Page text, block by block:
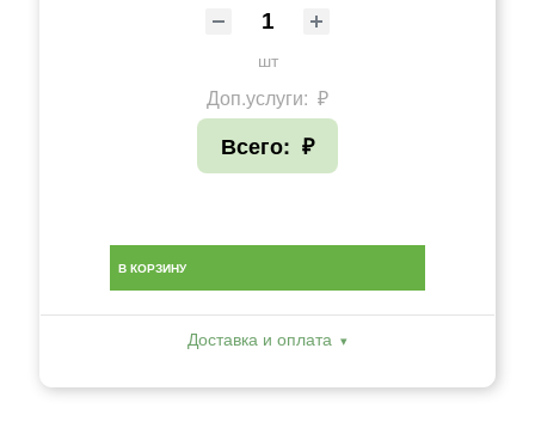
шт
Доп.услуги: ₽
Всего: ₽
В КОРЗИНУ
Доставка и оплата